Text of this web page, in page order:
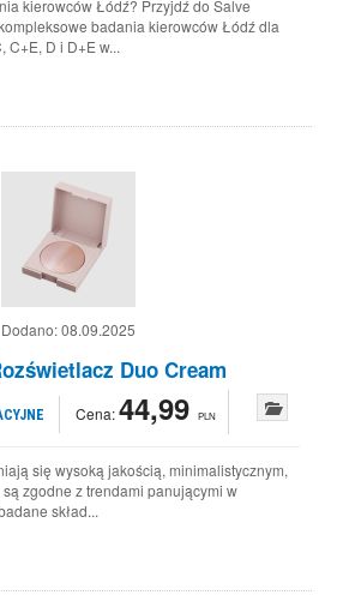
kierowców Łódź? Przyjdź do Salve
badania kierowców Łódź dla
C+E, D i D+E w...
Dodano:08.09.2025
Duo Cream
Cena:44,99 PLN
się wysoką jakością, minimalistycznym,
zgodne z trendami panującymi w
skład...